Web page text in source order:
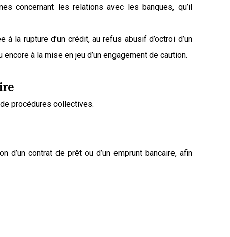
concernant les relations avec les banques, qu’il
la rupture d’un crédit, au refus abusif d’octroi d’un
à la mise en jeu d’un engagement de caution.
procédures collectives.
d’un contrat de prêt ou d’un emprunt bancaire, afin